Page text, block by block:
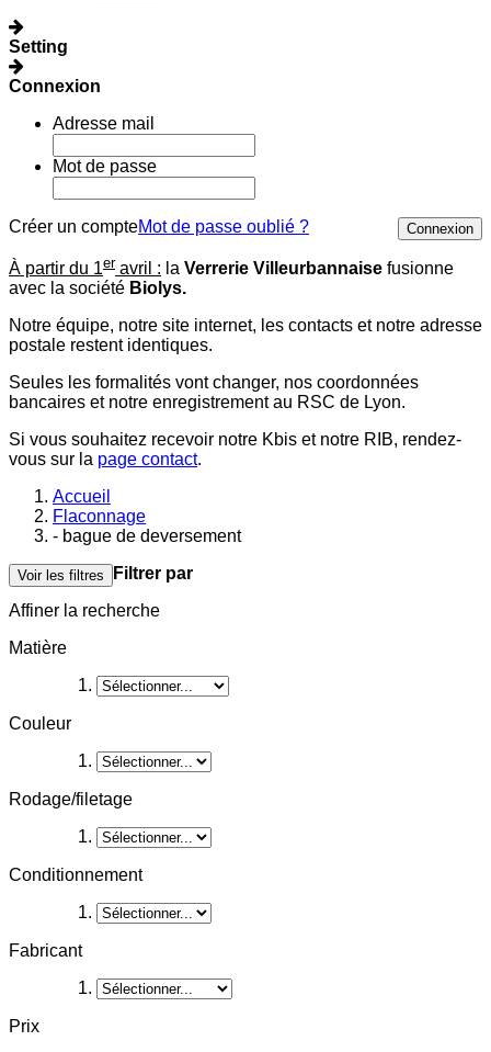
Setting
Connexion
Adresse mail
Mot de passe
Créer un compte Connexion
Mot de passe oublié ?
À partir du 1er avril : la Verrerie Villeurbannaise fusionne
avec la société Biolys.
Notre équipe, notre site internet, les contacts et notre adresse
postale restent identiques.
Seules les formalités vont changer, nos coordonnées
bancaires et notre enregistrement au RSC de Lyon.
Si vous souhaitez recevoir notre Kbis et notre RIB, rendez-
vous sur la page contact.
Accueil
Flaconnage
- bague de deversement
Voir les filtres
Filtrer par
Affiner la recherche
Matière
Couleur
Rodage/filetage
Conditionnement
Fabricant
Prix